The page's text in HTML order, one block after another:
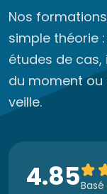
Nos
simple théorie
études de
du moment
veille.
4.85